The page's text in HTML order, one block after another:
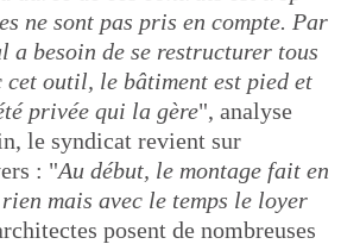
ne sont pas pris en compte. Par
a besoin de se restructurer tous
cet outil, le bâtiment est pied et
privée qui la gère", analyse
le syndicat revient sur
: "Au début, le montage fait en
mais avec le temps le loyer
posent de nombreuses